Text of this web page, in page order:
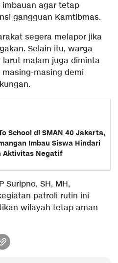
agar tetap
gangguan Kamtibmas.
segera melapor jika
Selain itu, warga
malam juga diminta
masing demi
School di SMAN 40 Jakarta,
Imbau Siswa Hindari
Aktivitas Negatif
Suripno, SH, MH,
patroli rutin ini
wilayah tetap aman